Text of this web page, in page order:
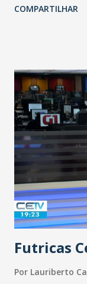
Índio Potiguar
Hiltinho.
Coutinho
Vargas (Lucas
Matheus Jussa,
COMPARTILHAR
Futricas
Por Lauriberto